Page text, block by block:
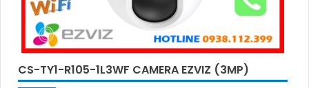
CS-TY1-R105-1L3WF CAMERA EZVIZ (3MP)